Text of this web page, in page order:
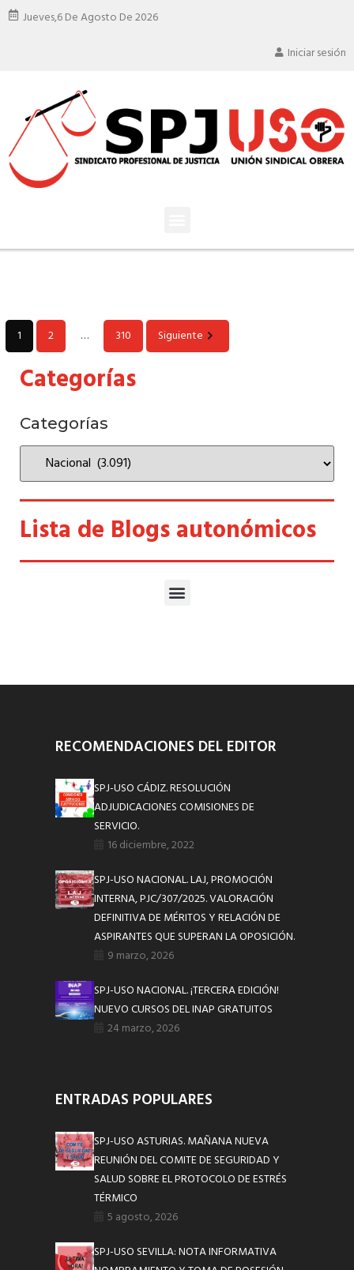
Jueves,6 De Agosto De 2026
Iniciar sesión
1 2 … 310 Siguiente
Categorías
Categorías
Lista de Blogs autonómicos
RECOMENDACIONES DEL EDITOR
SPJ-USO CÁDIZ. RESOLUCIÓN
ADJUDICACIONES COMISIONES DE
SERVICIO.
16 diciembre, 2022
SPJ-USO NACIONAL. LAJ, PROMOCIÓN
INTERNA, PJC/307/2025. VALORACIÓN
DEFINITIVA DE MÉRITOS Y RELACIÓN DE
ASPIRANTES QUE SUPERAN LA OPOSICIÓN.
9 marzo, 2026
SPJ-USO NACIONAL. ¡TERCERA EDICIÓN!
NUEVO CURSOS DEL INAP GRATUITOS
24 marzo, 2026
ENTRADAS POPULARES
SPJ-USO ASTURIAS. MAÑANA NUEVA
REUNIÓN DEL COMITE DE SEGURIDAD Y
SALUD SOBRE EL PROTOCOLO DE ESTRÉS
TÉRMICO
5 agosto, 2026
SPJ-USO SEVILLA: NOTA INFORMATIVA